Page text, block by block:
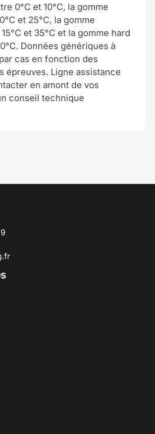
0°C et 10°C, la gomme
et 25°C, la gomme
et 35°C et la gomme hard
Données génériques à
cas en fonction des
épreuves. Ligne assistance
en amont de vos
conseil technique